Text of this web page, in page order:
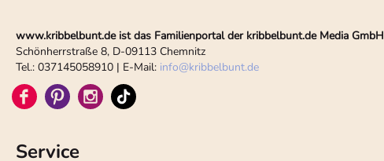
www.kribbelbunt.de ist das Familienportal der kribbelbunt.de Media GmbH
Schönherrstraße 8, D-09113 Chemnitz
Tel.: 037145058910 | E-Mail: info@kribbelbunt.de
Service